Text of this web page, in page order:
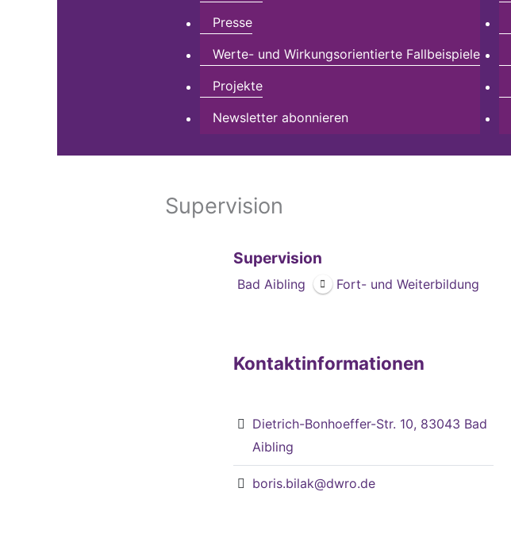
Presse
Werte- und Wirkungsorientierte Fallbeispiele
Projekte
Newsletter abonnieren
Supervision
Supervision
Bad Aibling Fort- und Weiterbildung
Kontaktinformationen
Dietrich-Bonhoeffer-Str. 10, 83043 Bad
Aibling
boris.bilak@dwro.de